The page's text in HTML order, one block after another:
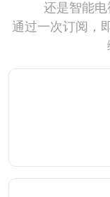
还是智能电
通过一次订阅，